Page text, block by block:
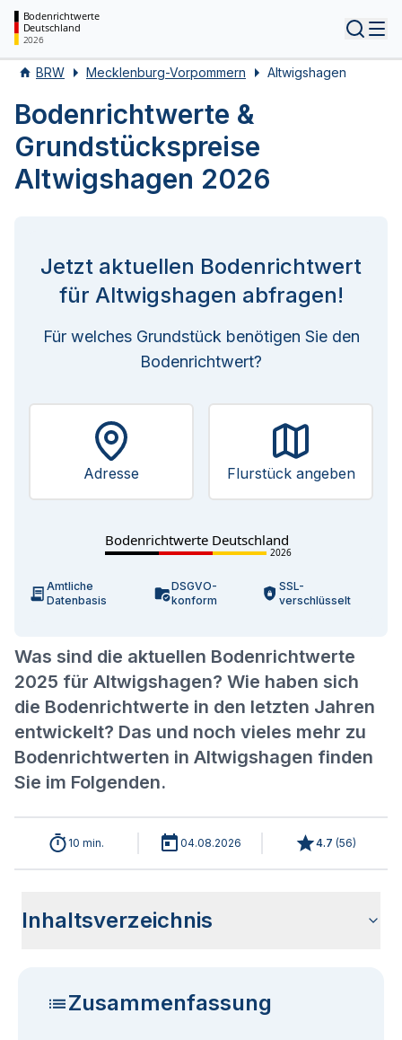
Bodenrichtwerte
Deutschland
2026
BRW Mecklenburg-Vorpommern Altwigshagen
Bodenrichtwerte &
Grundstückspreise
Altwigshagen 2026
Was sind die aktuellen Bodenrichtwerte
2025 für Altwigshagen? Wie haben sich
die Bodenrichtwerte in den letzten Jahren
entwickelt? Das und noch vieles mehr zu
Bodenrichtwerten in Altwigshagen finden
Sie im Folgenden.
Jetzt aktuellen Bodenrichtwert
für Altwigshagen abfragen!
Für welches Grundstück benötigen Sie den
Bodenrichtwert?
Adresse Flurstück angeben
Bodenrichtwerte Deutschland
2026
Amtliche
Datenbasis
DSGVO-
konform
SSL-
verschlüsselt
10 min. 04.08.2026 4.7 (56)
Inhaltsverzeichnis
Zusammenfassung